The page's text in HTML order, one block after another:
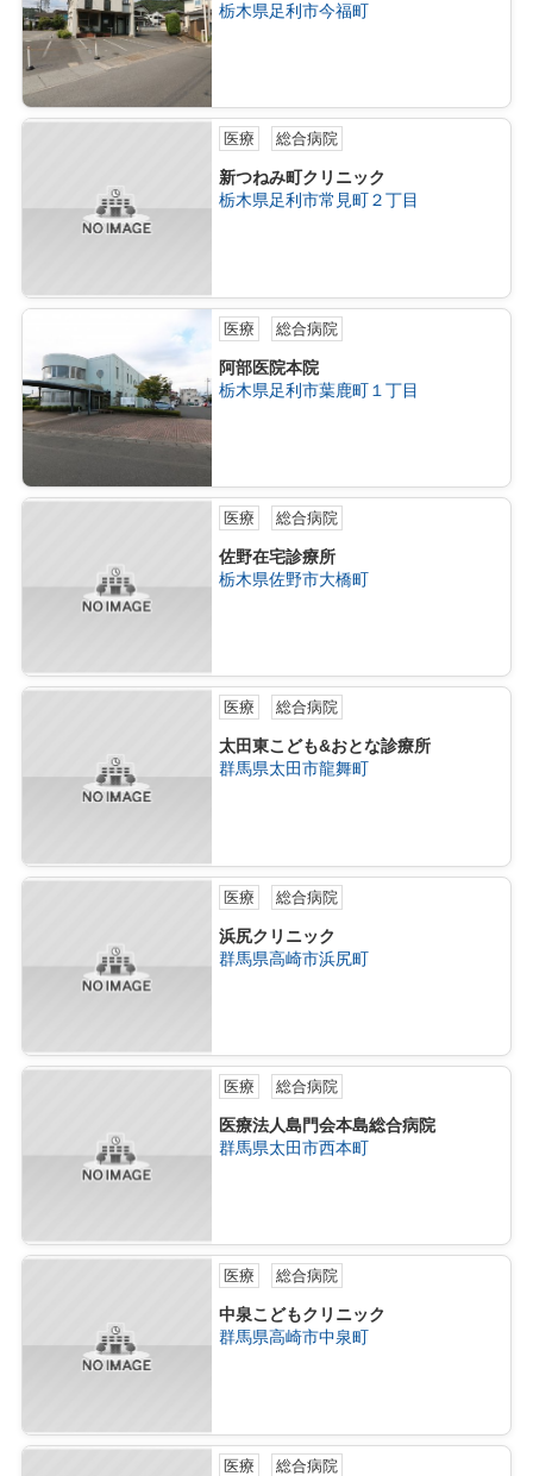
栃木県足利市今福町
医療 総合病院
新つねみ町クリニック
栃木県足利市常見町２丁目
医療 総合病院
阿部医院本院
栃木県足利市葉鹿町１丁目
医療 総合病院
佐野在宅診療所
栃木県佐野市大橋町
医療 総合病院
太田東こども&おとな診療所
群馬県太田市龍舞町
医療 総合病院
浜尻クリニック
群馬県高崎市浜尻町
医療 総合病院
医療法人島門会本島総合病院
群馬県太田市西本町
医療 総合病院
中泉こどもクリニック
群馬県高崎市中泉町
医療 総合病院